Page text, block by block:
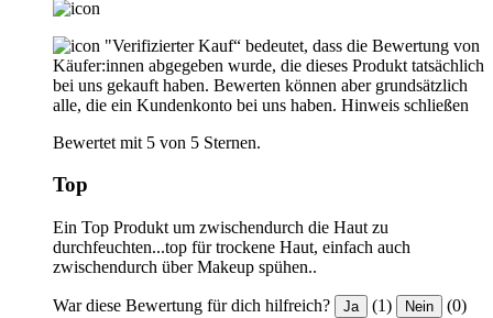
"Verifizierter Kauf“ bedeutet, dass die Bewertung von
Käufer:innen abgegeben wurde, die dieses Produkt tatsächlich
bei uns gekauft haben. Bewerten können aber grundsätzlich
alle, die ein Kundenkonto bei uns haben. Hinweis schließen
Bewertet mit 5 von 5 Sternen.
Top
Ein Top Produkt um zwischendurch die Haut zu
durchfeuchten...top für trockene Haut, einfach auch
zwischendurch über Makeup spühen..
War diese Bewertung für dich hilfreich? Ja (1) Nein (0)